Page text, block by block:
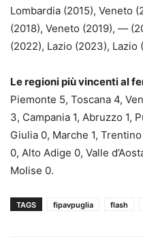
Lombardia (2015), Veneto
(2018), Veneto (2019), —
(2022), Lazio (2023), Lazio
Le regioni più vincenti al
Piemonte 5, Toscana 4,
3, Campania 1, Abruzzo 1,
Giulia 0, Marche 1,
0, Alto Adige 0, Valle
Molise 0.
TAGS fipavpuglia flash